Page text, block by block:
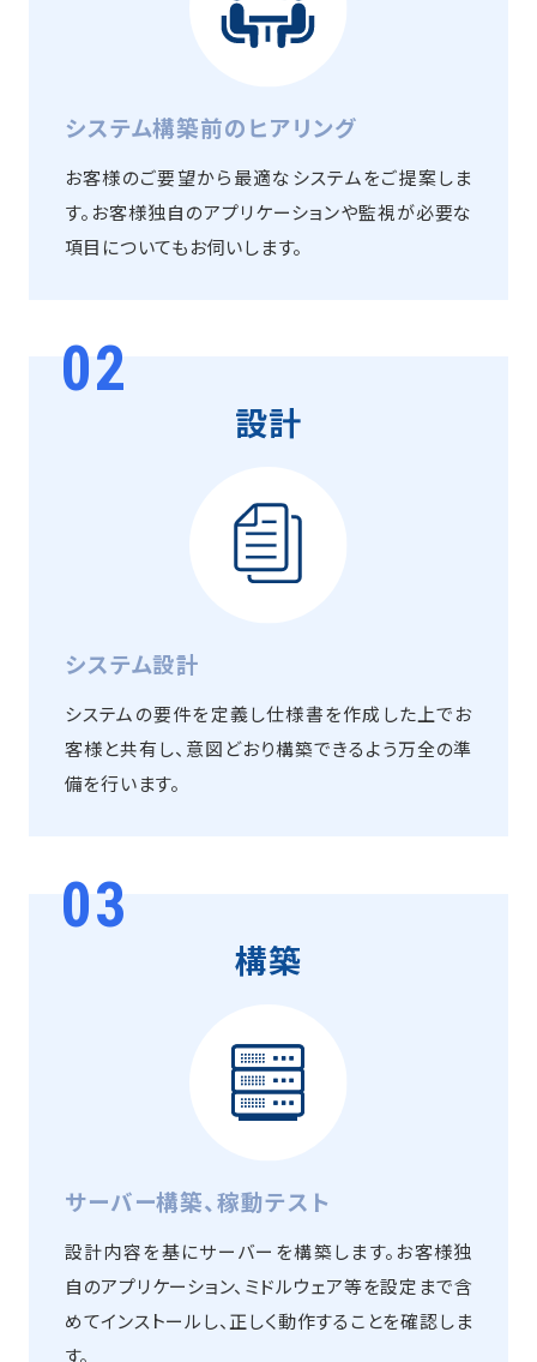
システム構築前のヒアリング
お客様のご要望から最適なシステムをご提案しま
す。お客様独自のアプリケーションや監視が必要な
項目についてもお伺いします。
02
設計
システム設計
システムの要件を定義し仕様書を作成した上でお
客様と共有し、意図どおり構築できるよう万全の準
備を行います。
03
構築
サーバー構築、稼動テスト
設計内容を基にサーバーを構築します。お客様独
自のアプリケーション、ミドルウェア等を設定まで含
めてインストールし、正しく動作することを確認しま
す。